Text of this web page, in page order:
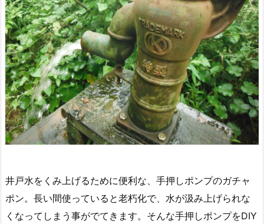
井戸水をくみ上げるために便利な、手押しポンプのガチャ
ポン。長い間使っていると老朽化で、水が汲み上げられな
くなってしまう事がでてきます。そんな手押しポンプをDIY